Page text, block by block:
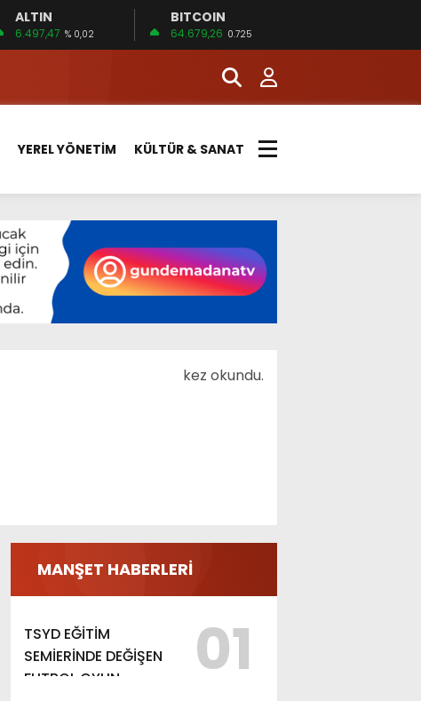
ALTIN
6.497,47 % 0,02
BITCOIN
64.679,26 0.725
YEREL YÖNETİM KÜLTÜR & SANAT
kez okundu.
MANŞET HABERLERİ
TSYD EĞİTİM
SEMİERİNDE DEĞİŞEN
FUTBOL OYUN
01